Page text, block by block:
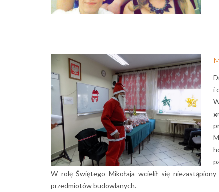
i
W rolę Świętego Mikołaja wcielił się
przedmiotów budowlanych.